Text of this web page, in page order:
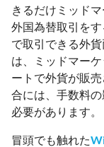
きるだけミッド
外国為替取引を
で取引できる外
は、ミッドマー
ートで外貨が販
合には、手数料
必要があります。
冒頭でも触れた